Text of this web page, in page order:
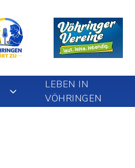
LEBEN IN
VÖHRINGEN